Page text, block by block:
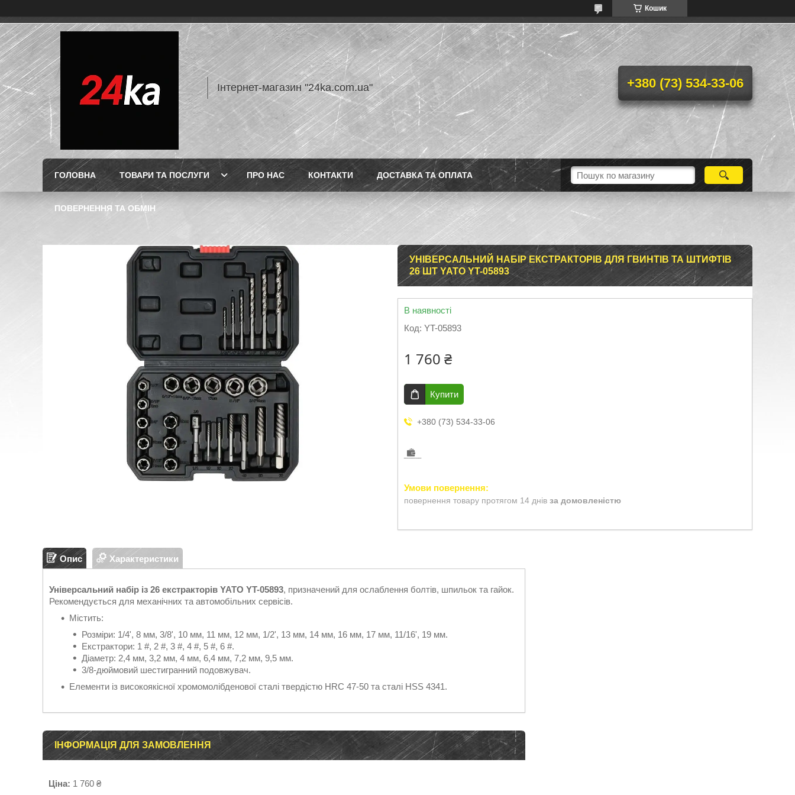
Кошик
Інтернет-магазин "24ka.com.ua" +380 (73) 534-33-06
ГОЛОВНА ТОВАРИ ТА ПОСЛУГИ ПРО НАС КОНТАКТИ ДОСТАВКА ТА ОПЛАТА
ПОВЕРНЕННЯ ТА ОБМІН
УНІВЕРСАЛЬНИЙ НАБІР ЕКСТРАКТОРІВ ДЛЯ ГВИНТІВ ТА ШТИФТІВ
26 ШТ YATO YT-05893
В наявності
Код: YT-05893
1 760 ₴
Купити
+380 (73) 534-33-06
повернення товару протягом 14 днів за домовленістю
Опис Характеристики
Універсальний набір із 26 екстракторів YATO YT-05893, призначений для ослаблення болтів, шпильок та гайок.
Рекомендується для механічних та автомобільних сервісів.
Містить:
Розміри: 1/4', 8 мм, 3/8', 10 мм, 11 мм, 12 мм, 1/2', 13 мм, 14 мм, 16 мм, 17 мм, 11/16', 19 мм.
Екстрактори: 1 #, 2 #, 3 #, 4 #, 5 #, 6 #.
Діаметр: 2,4 мм, 3,2 мм, 4 мм, 6,4 мм, 7,2 мм, 9,5 мм.
3/8-дюймовий шестигранний подовжувач.
Елементи із високоякісної хромомолібденової сталі твердістю HRC 47-50 та сталі HSS 4341.
ІНФОРМАЦІЯ ДЛЯ ЗАМОВЛЕННЯ
Ціна: 1 760 ₴